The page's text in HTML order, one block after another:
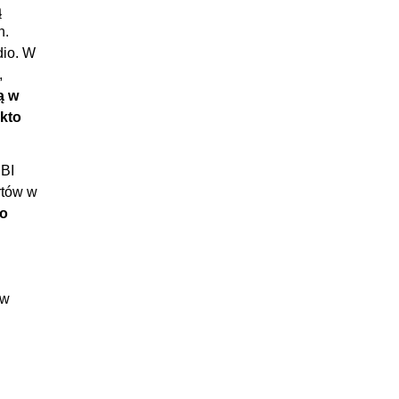
W
w
w